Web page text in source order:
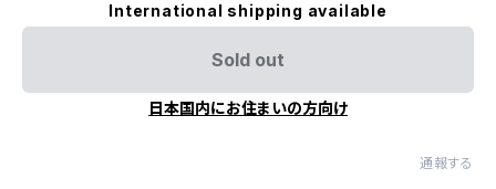
International shipping available
Sold out
日本国内にお住まいの方向け
通報する